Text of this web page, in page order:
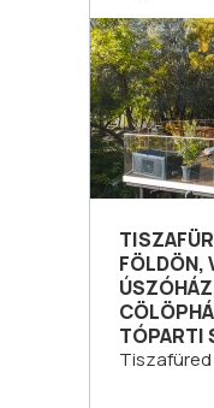
FÖLDÖN,
TÓPARTI
Tiszafüred